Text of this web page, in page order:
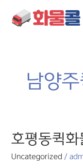
건너뛰기
남양
호평동퀵화
Uncategorized /
호평동퀵화물